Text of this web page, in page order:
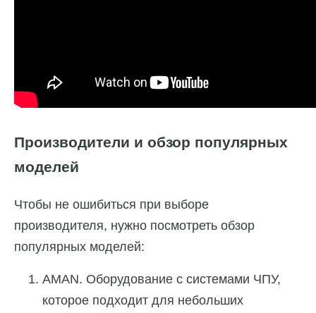
Производители и обзор популярных
моделей
Чтобы не ошибиться при выборе
производителя, нужно посмотреть обзор
популярных моделей:
AMAN. Оборудование с системами ЧПУ,
которое подходит для небольших